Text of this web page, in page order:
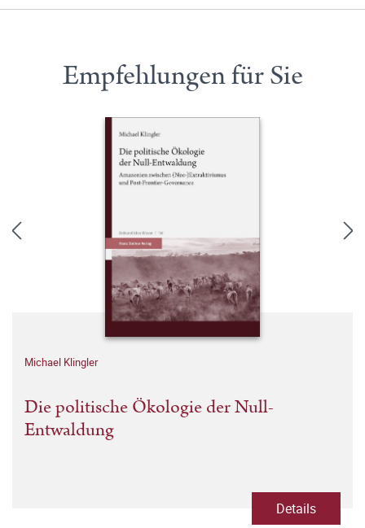
Empfehlungen für Sie
Michael Klingler
Die politische Ökologie der Null-
Entwaldung
Details